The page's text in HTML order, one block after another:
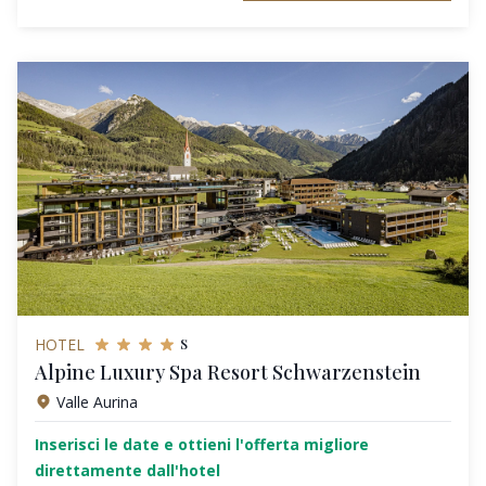
HOTEL s
Alpine Luxury Spa Resort Schwarzenstein
Valle Aurina
Inserisci le date e ottieni l'offerta migliore
direttamente dall'hotel